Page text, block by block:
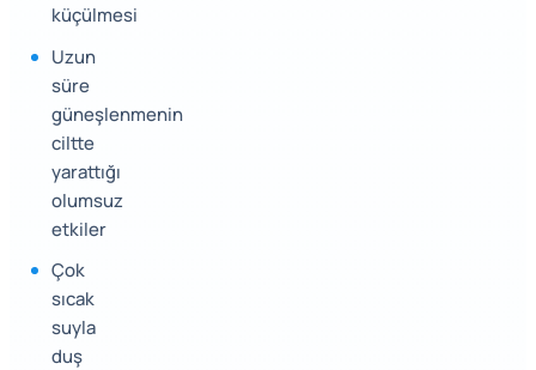
küçülmesi
Uzun
süre
güneşlenmenin
ciltte
yarattığı
olumsuz
etkiler
Çok
sıcak
suyla
duş